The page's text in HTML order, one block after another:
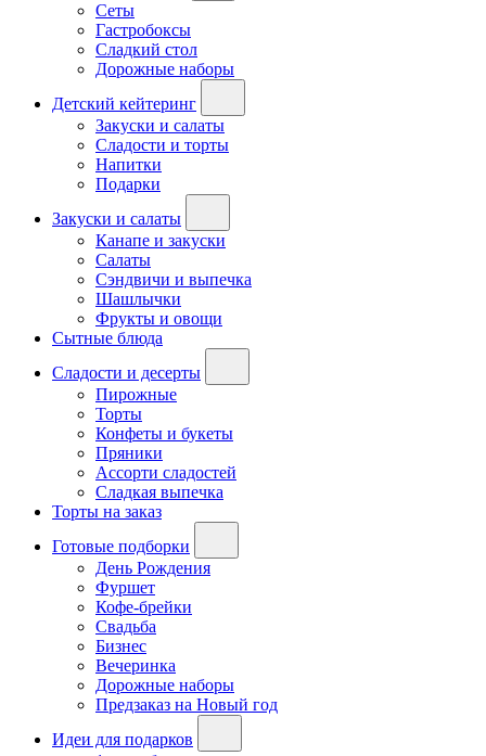
Сеты
Гастробоксы
Сладкий стол
Дорожные наборы
Детский кейтеринг
Закуски и салаты
Сладости и торты
Напитки
Подарки
Закуски и салаты
Канапе и закуски
Салаты
Сэндвичи и выпечка
Шашлычки
Фрукты и овощи
Сытные блюда
Сладости и десерты
Пирожные
Торты
Конфеты и букеты
Пряники
Ассорти сладостей
Сладкая выпечка
Торты на заказ
Готовые подборки
День Рождения
Фуршет
Кофе-брейки
Свадьба
Бизнес
Вечеринка
Дорожные наборы
Предзаказ на Новый год
Идеи для подарков